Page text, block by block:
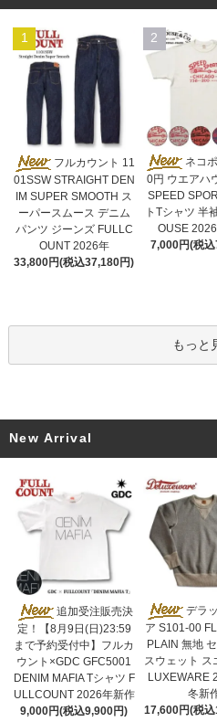
1
フルカウント 11
01SSW STRAIGHT DEN
IM SUPER SMOOTH ス
ーパースムース デニム
パンツ ジーンズ FULLC
OUNT 2026年
33,800円(税込37,180円)
2
ネコ
0円 ウエアハ
SPEED
トTシャツ 半
OUSE
7,000円(税
もっと
New Arrival
追加受注販売決
定！【8月9日(日)23:59
まで予約受付中】フルカ
ウント×GDC GFC5001
DENIM MAFIA Tシャツ F
ULLCOUNT 2026年新作
9,000円(税込9,900円)
デラ
ア S101-00
PLAIN 無地
スウェット ス
LUXEWARE
冬新
17,600円(税